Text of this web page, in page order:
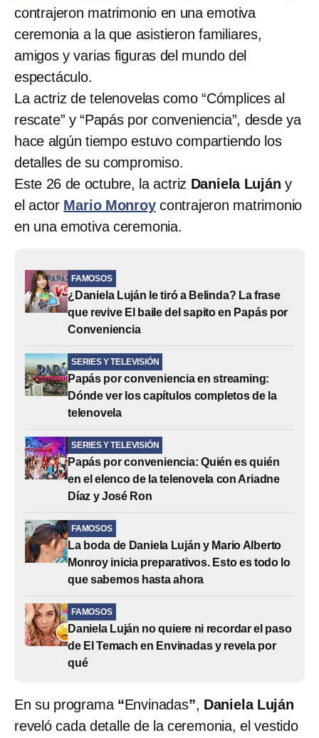
contrajeron matrimonio en una emotiva
ceremonia a la que asistieron familiares,
amigos y varias figuras del mundo del
espectáculo.
La actriz de telenovelas como “Cómplices al
rescate” y “Papás por conveniencia”, desde ya
hace algún tiempo estuvo compartiendo los
detalles de su compromiso.
Este 26 de octubre, la actriz Daniela Luján y
el actor Mario Monroycontrajeron matrimonio
en una emotiva ceremonia.
FAMOSOS
¿Daniela Luján le tiró a Belinda? La frase
que revive El baile del sapito en Papás por
Conveniencia
SERIES Y TELEVISIÓN
Papás por conveniencia en streaming:
Dónde ver los capítulos completos de la
telenovela
SERIES Y TELEVISIÓN
Papás por conveniencia: Quién es quién
en el elenco de la telenovela con Ariadne
Díaz y José Ron
FAMOSOS
La boda de Daniela Luján y Mario Alberto
Monroy inicia preparativos. Esto es todo lo
que sabemos hasta ahora
FAMOSOS
Daniela Luján no quiere ni recordar el paso
de El Temach en Envinadas y revela por
qué
En su programa “Envinadas”, Daniela Luján
reveló cada detalle de la ceremonia, el vestido